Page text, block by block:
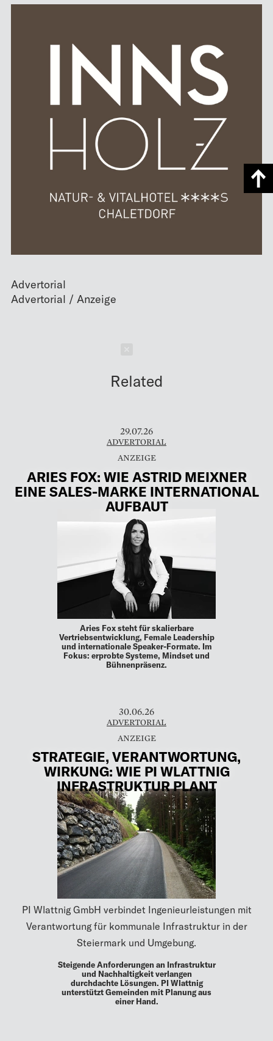
Advertorial
Related
29.07.26
ADVERTORIAL
ARIES FOX: WIE ASTRID MEIXNER
EINE SALES-MARKE INTERNATIONAL
AUFBAUT
Aries Fox steht für skalierbare
Vertriebsentwicklung, Female Leadership
und internationale Speaker-Formate. Im
Fokus: erprobte Systeme, Mindset und
Bühnenpräsenz.
30.06.26
ADVERTORIAL
STRATEGIE, VERANTWORTUNG,
WIRKUNG: WIE PI WLATTNIG
INFRASTRUKTUR PLANT
PI Wlattnig GmbH verbindet Ingenieurleistungen mit
Verantwortung für kommunale Infrastruktur in der
Steiermark und Umgebung.
Steigende Anforderungen an Infrastruktur
und Nachhaltigkeit verlangen
durchdachte Lösungen. PI Wlattnig
unterstützt Gemeinden mit Planung aus
einer Hand.